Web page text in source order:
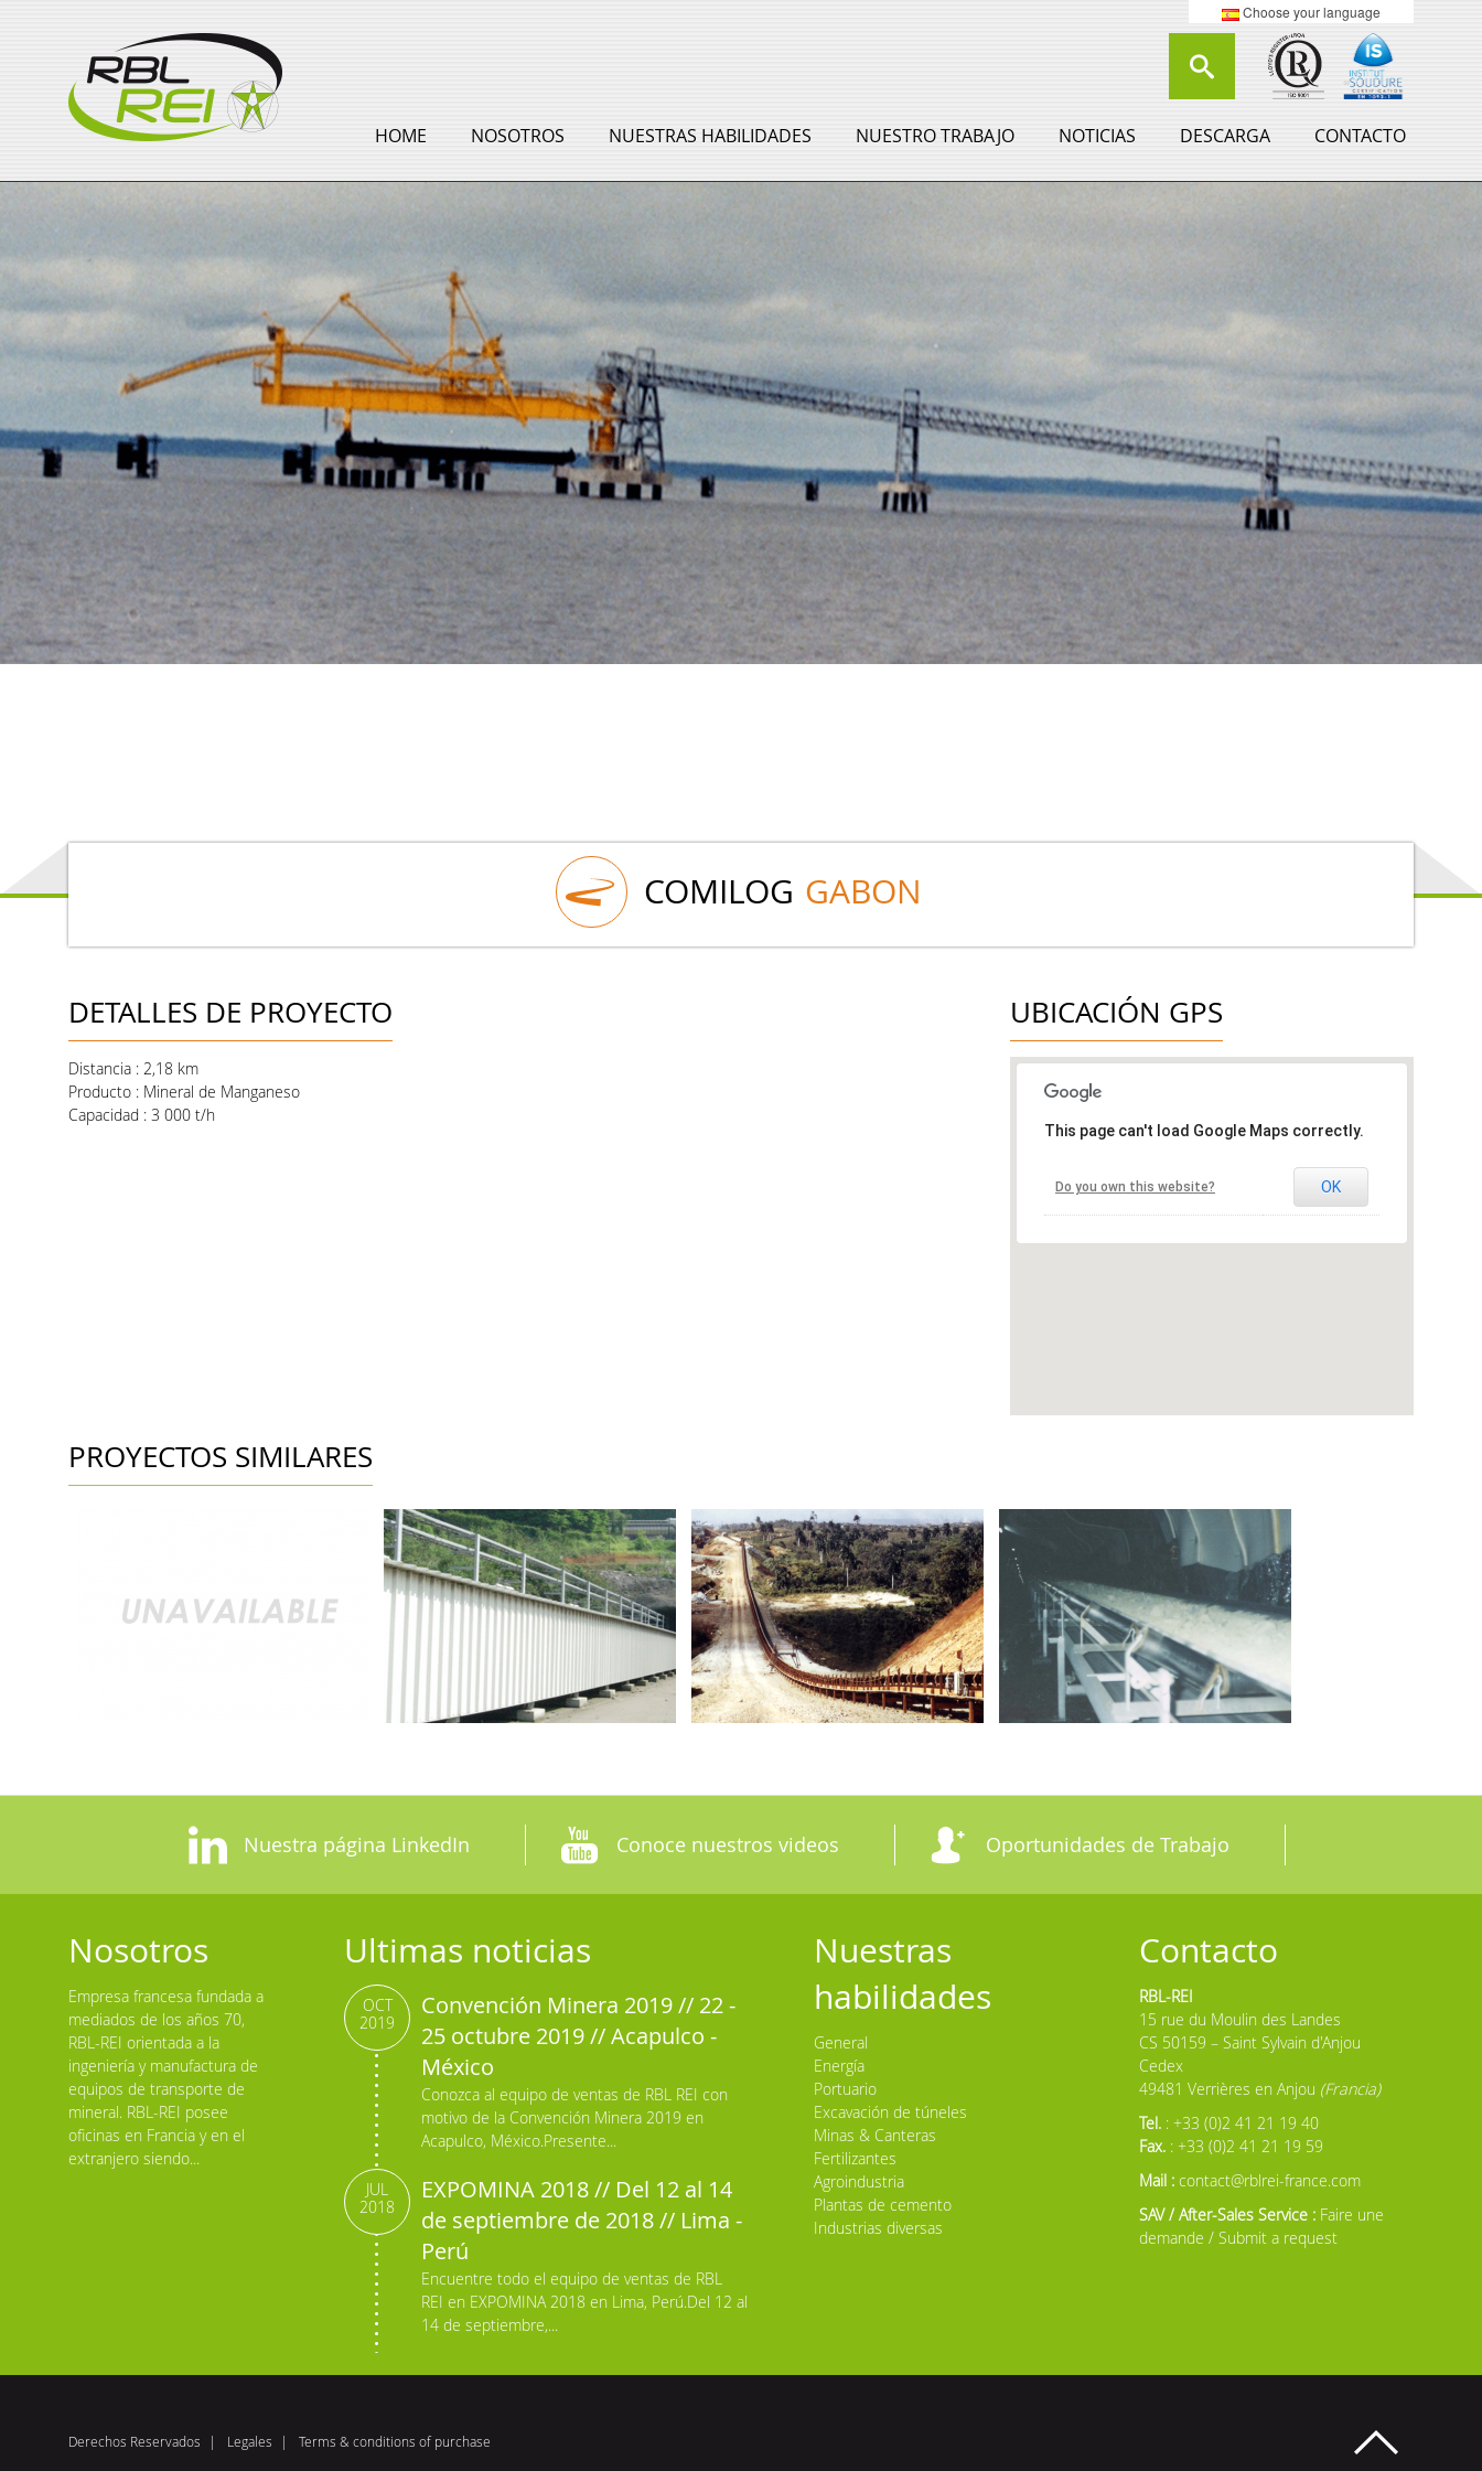
Choose your language
HOME NOSOTROS NUESTRAS HABILIDADES NUESTRO TRABAJO NOTICIAS DESCARGA CONTACTO
COMILOG GABON
DETALLES DE PROYECTO
Distancia : 2,18 km
Producto : Mineral de Manganeso
Capacidad : 3 000 t/h
UBICACIÓN GPS
This page can't load Google Maps correctly.
Do you own this website? OK
PROYECTOS SIMILARES
Nuestra página LinkedIn Conoce nuestros videos Oportunidades de Trabajo
Nosotros
Empresa francesa fundada a
mediados de los años 70,
RBL-REI orientada a la
ingeniería y manufactura de
equipos de transporte de
mineral. RBL-REI posee
oficinas en Francia y en el
extranjero siendo...
Ultimas noticias
Convención Minera 2019 // 22 -
25 octubre 2019 // Acapulco -
México
Conozca al equipo de ventas de RBL REI con
motivo de la Convención Minera 2019 en
Acapulco, México.Presente...
OCT
2019
EXPOMINA 2018 // Del 12 al 14
de septiembre de 2018 // Lima -
Perú
Encuentre todo el equipo de ventas de RBL
REI en EXPOMINA 2018 en Lima, Perú.Del 12 al
14 de septiembre,...
JUL
2018
Nuestras
habilidades
General
Energía
Portuario
Excavación de túneles
Minas & Canteras
Fertilizantes
Agroindustria
Plantas de cemento
Industrias diversas
Contacto
RBL-REI
15 rue du Moulin des Landes
CS 50159 – Saint Sylvain d'Anjou
Cedex
49481 Verrières en Anjou (Francia)
Tel. : +33 (0)2 41 21 19 40
Fax. : +33 (0)2 41 21 19 59
Mail : contact@rblrei-france.com
SAV / After-Sales Service : Faire une
demande / Submit a request
Derechos Reservados Legales Terms & conditions of purchase